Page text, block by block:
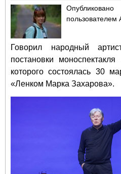
Опубликовано
пользователем
Говорил народный
постановки
которого состоялась 30
«Ленком Марка Захарова».